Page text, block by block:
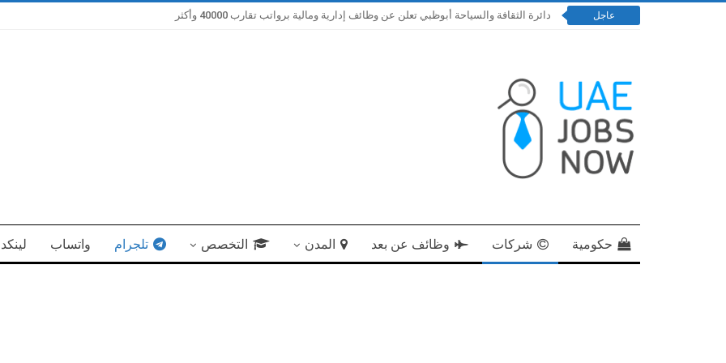
عاجل دائرة الثقافة والسياحة أبوظبي تعلن عن وظائف إدارية ومالية برواتب تقارب 40000 وأكثر
حكومية شركات وظائف عن بعد المدن التخصص تلجرام واتساب